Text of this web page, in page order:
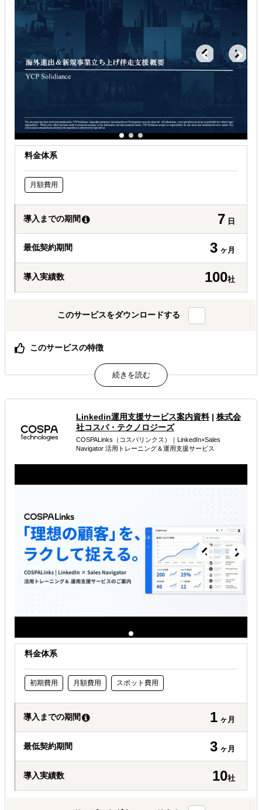
どの国に進出するべきか決めたい
自社事業に最適な進出形態を知りたい
自社商材の現地でのニーズを知りたい
料金体系
月額費用
導入までの期間 7 日
最低契約期間 3 ヶ月
導入実績数 100社
このサービスをダウンロードする
このサービスの特徴
自社人的リソースや初期投資を最小化しつつも、迅速かつ
柔軟な海外事業の立ち上げを実現。
B2C／B2Bを問わず、幅広い産業で100件以上の実績
中堅企業＆スタートアップを中心に、大企業による海外新
属するジャンル
解決できる課題
外国人材／グローバル人材を活用したい
自社事業に最適な進出形態を知りたい
海外におけるリスク・コストを低減したい
Linkedin運用支援サービス案内資料| 株式会
社コスパ・テクノロジーズ
COSPALinks（コスパリンクス）｜LinkedIn×Sales
Navigator 活用トレーニング＆運用支援サービス
料金体系
初期費用 月額費用 スポット費用
導入までの期間 1 ヶ月
最低契約期間 3 ヶ月
導入実績数 10社